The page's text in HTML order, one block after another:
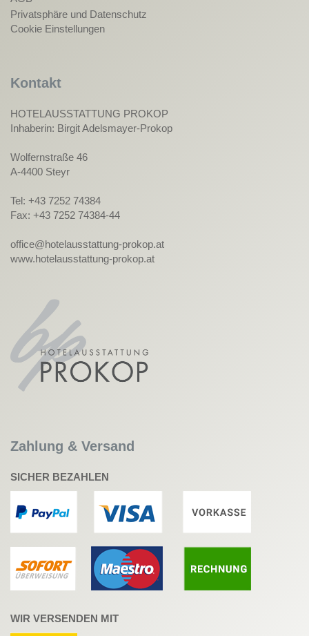
Privatsphäre und Datenschutz
Cookie Einstellungen
Kontakt
HOTELAUSSTATTUNG PROKOP
Inhaberin: Birgit Adelsmayer-Prokop
Wolfernstraße 46
A-4400 Steyr
Tel: +43 7252 74384
Fax: +43 7252 74384-44
office@hotelausstattung-prokop.at
www.hotelausstattung-prokop.at
Zahlung & Versand
SICHER BEZAHLEN
WIR VERSENDEN MIT